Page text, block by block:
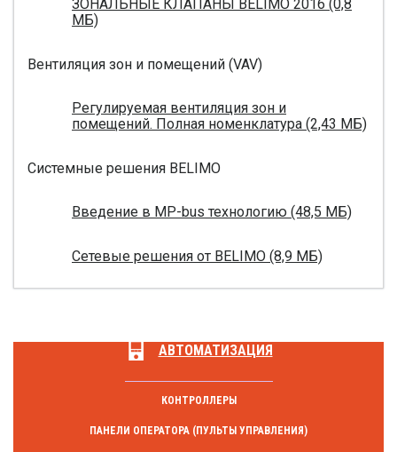
ЗОНАЛЬНЫЕ КЛАПАНЫ BELIMO 2016 (0,8
МБ)
Вентиляция зон и помещений (VAV)
Регулируемая вентиляция зон и
помещений. Полная номенклатура (2,43 МБ)
Системные решения BELIMO
Введение в MP-bus технологию (48,5 МБ)
Сетевые решения от BELIMO (8,9 МБ)
АВТОМАТИЗАЦИЯ
КОНТРОЛЛЕРЫ
ПАНЕЛИ ОПЕРАТОРА (ПУЛЬТЫ УПРАВЛЕНИЯ)